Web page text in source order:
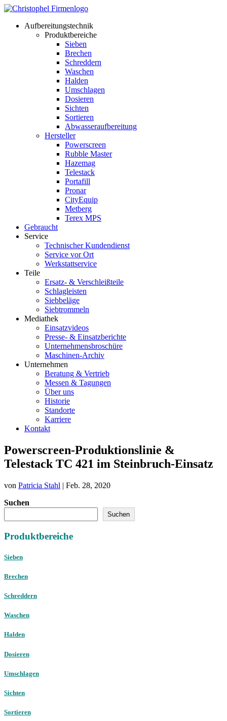
Aufbereitungstechnik
Produktbereiche
Sieben
Brechen
Schreddern
Waschen
Halden
Umschlagen
Dosieren
Sichten
Sortieren
Abwasseraufbereitung
Hersteller
Powerscreen
Rubble Master
Hazemag
Telestack
Portafill
Pronar
CityEquip
Metberg
Terex MPS
Gebraucht
Service
Technischer Kundendienst
Service vor Ort
Werkstattservice
Teile
Ersatz- & Verschleißteile
Schlagleisten
Siebbeläge
Siebtrommeln
Mediathek
Einsatzvideos
Presse- & Einsatzberichte
Unternehmensbroschüre
Maschinen-Archiv
Unternehmen
Beratung & Vertrieb
Messen & Tagungen
Über uns
Historie
Standorte
Karriere
Kontakt
Powerscreen-Produktionslinie &
Telestack TC 421 im Steinbruch-Einsatz
von Patricia Stahl | Feb. 28, 2020
Suchen
Suchen
Produktbereiche
Sieben
Brechen
Schreddern
Waschen
Halden
Dosieren
Umschlagen
Sichten
Sortieren